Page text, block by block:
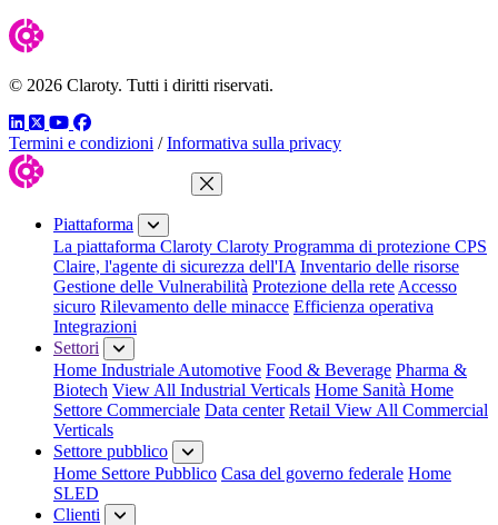
© 2026 Claroty. Tutti i diritti riservati.
LinkedIn
TwitterYouTube
Facebook
Termini e condizioni / Informativa sulla privacy
Chiudi menu
Piattaforma
La piattaforma Claroty Claroty Programma di protezione CPS
Claire, l'agente di sicurezza dell'IA Inventario delle risorse
Gestione delle Vulnerabilità Protezione della rete Accesso
sicuro Rilevamento delle minacce Efficienza operativa
Integrazioni
Settori
Home Industriale Automotive Food & Beverage Pharma &
Biotech View All Industrial Verticals Home Sanità Home
Settore Commerciale Data center Retail View All Commercial
Verticals
Settore pubblico
Home Settore Pubblico Casa del governo federale Home
SLED
Clienti